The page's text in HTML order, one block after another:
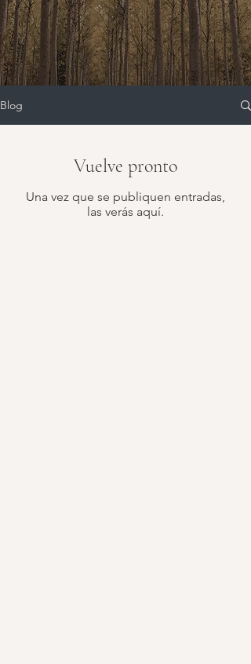
Blog
Vuelve pronto
Una vez que se publiquen entradas,
las verás aquí.